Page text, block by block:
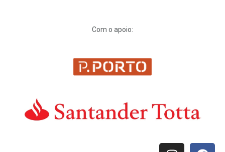
Com o apoio: